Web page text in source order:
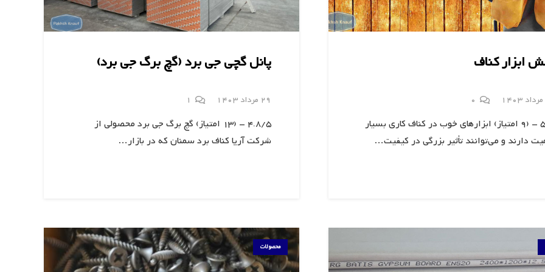
ابزار کناف
0
5/5 - (9 امتیاز) ابزارهای خوب در کناف کاری بسیار
دارند و می‌توانند تأثیر بزرگی در کیفیت…
پانل گچی جی برد (گچ برگ جی برد)
29 مرداد 1403 1
4.8/5 - (13 امتیاز) گچ برگ جی برد محصولی از
شرکت آریا کناف برد سمنان که در بازار…
محصولات